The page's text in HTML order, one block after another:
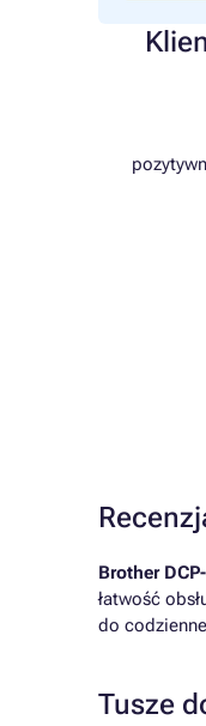
Brother
łatwość
do
Tusze